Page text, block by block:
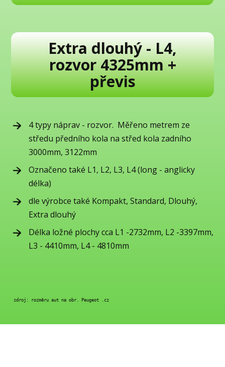
Extra dlouhý - L4,
rozvor 4325mm +
převis
4 typy náprav - rozvor. Měřeno metrem ze
středu předního kola na střed kola zadního
3000mm, 3122mm
Označeno také L1, L2, L3, L4 (long - anglicky
délka)
dle výrobce také Kompakt, Standard, Dlouhý,
Extra dlouhý
Délka ložné plochy cca L1 -2732mm, L2 -3397mm,
L3 - 4410mm, L4 - 4810mm
zdroj: rozměru aut na obr. Peugeot .cz